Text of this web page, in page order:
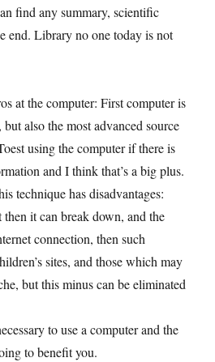
find any summary, scientific
end. Library no one today is not
at the computer: First computer is
also the most advanced source
using the computer if there is
and I think that’s a big plus.
technique has disadvantages:
it can break down, and the
connection, then such
sites, and those which may
but this minus can be eliminated
to use a computer and the
to benefit you.